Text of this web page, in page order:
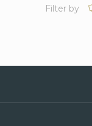
Filter by